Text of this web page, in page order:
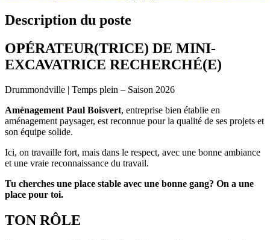
Description du poste
OPÉRATEUR(TRICE) DE MINI-
EXCAVATRICE RECHERCHÉ(E)
Drummondville | Temps plein – Saison 2026
Aménagement Paul Boisvert, entreprise bien établie en
aménagement paysager, est reconnue pour la qualité de ses projets et
son équipe solide.
Ici, on travaille fort, mais dans le respect, avec une bonne ambiance
et une vraie reconnaissance du travail.
Tu cherches une place stable avec une bonne gang? On a une
place pour toi.
TON RÔLE